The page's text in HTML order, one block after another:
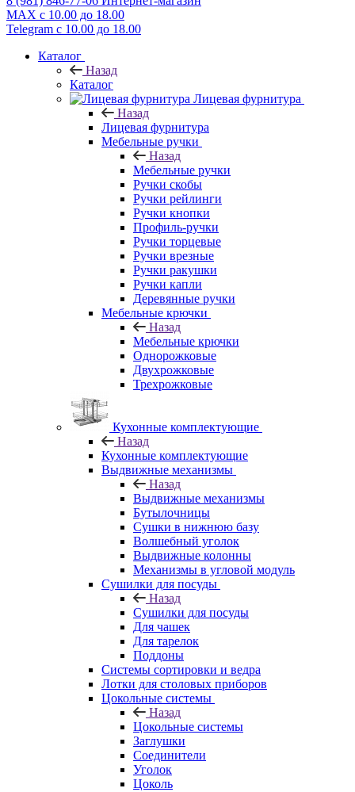
MAX с 10.00 до 18.00
Telegram с 10.00 до 18.00
Каталог
Назад
Каталог
Лицевая фурнитура
Назад
Лицевая фурнитура
Мебельные ручки
Назад
Мебельные ручки
Ручки скобы
Ручки рейлинги
Ручки кнопки
Профиль-ручки
Ручки торцевые
Ручки врезные
Ручки ракушки
Ручки капли
Деревянные ручки
Мебельные крючки
Назад
Мебельные крючки
Однорожковые
Двухрожковые
Трехрожковые
Кухонные комплектующие
Назад
Кухонные комплектующие
Выдвижные механизмы
Назад
Выдвижные механизмы
Бутылочницы
Сушки в нижнюю базу
Волшебный уголок
Выдвижные колонны
Механизмы в угловой модуль
Сушилки для посуды
Назад
Сушилки для посуды
Для чашек
Для тарелок
Поддоны
Системы сортировки и ведра
Лотки для столовых приборов
Цокольные системы
Назад
Цокольные системы
Заглушки
Соединители
Уголок
Цоколь